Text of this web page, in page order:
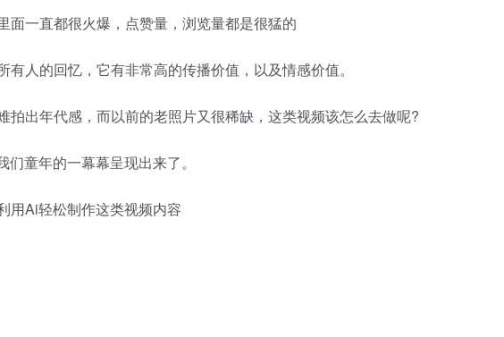
面一直都很火爆，点赞量，浏览量都是很猛的
有人的回忆，它有非常高的传播价值，以及情感价值。
拍出年代感，而以前的老照片又很稀缺，这类视频该怎么去做呢?
童年的一幕幕呈现出来了。
用Ai轻松制作这类视频内容